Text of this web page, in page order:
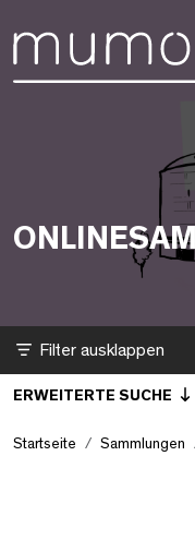
Filter
ERWEITERTE SUCHE
Startseite Sammlungen